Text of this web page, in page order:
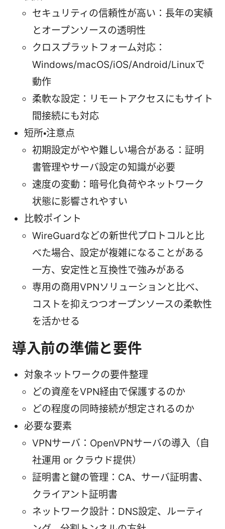
セキュリティの信頼性が高い：長年の実績
とオープンソースの透明性
クロスプラットフォーム対応：
Windows/macOS/iOS/Android/Linuxで
動作
柔軟な設定：リモートアクセスにもサイト
間接続にも対応
短所・注意点
初期設定がやや難しい場合がある：証明
書管理やサーバ設定の知識が必要
速度の変動：暗号化負荷やネットワーク
状態に影響されやすい
比較ポイント
WireGuardなどの新世代プロトコルと比
べた場合、設定が複雑になることがある
一方、安定性と互換性で強みがある
専用の商用VPNソリューションと比べ、
コストを抑えつつオープンソースの柔軟性
を活かせる
導入前の準備と要件
対象ネットワークの要件整理
どの資産をVPN経由で保護するのか
どの程度の同時接続が想定されるのか
必要な要素
VPNサーバ：OpenVPNサーバの導入（自
社運用 or クラウド提供）
証明書と鍵の管理：CA、サーバ証明書、
クライアント証明書
ネットワーク設計：DNS設定、ルーティ